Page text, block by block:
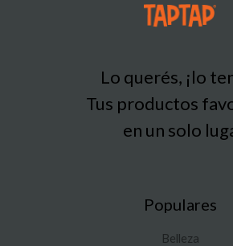
Lo querés, ¡lo
Tus productos
en un solo
Populares
Belleza